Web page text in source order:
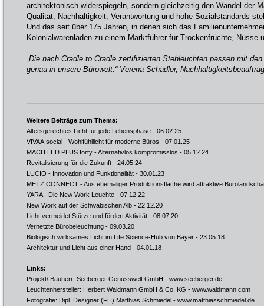
architektonisch widerspiegeln, sondern gleichzeitig den Wandel der
Qualität, Nachhaltigkeit, Verantwortung und hohe Sozialstandards
Und das seit über 175 Jahren, in denen sich das
Kolonialwarenladen zu einem Marktführer für Trockenfrüchte, Nüsse
„Die nach Cradle to Cradle zertifizierten Stehleuchten passen mit
genau in unsere Bürowelt.“ Verena Schädler,
Weitere Beiträge zum Thema:
Altersgerechtes Licht für jede Lebensphase - 06.02.25
VIVAA.social - Wohlfühllicht für moderne Büros - 07.01.25
MACH LED PLUS.forty - Alternativlos kompromisslos - 05.12.24
Revitalisierung für die Zukunft - 24.05.24
LUCIO - Innovation und Funktionalität - 30.01.23
METZ CONNECT - Aus ehemaliger Produktionsfläche wird attraktive
YARA - Die New Work Leuchte - 07.12.22
New Work auf der Schwäbischen Alb - 22.12.20
Licht vermeidet Stürze und fördert Aktivität - 08.07.20
Vernetzte Bürobeleuchtung - 09.03.20
Biologisch wirksames Licht im Life Science-Hub von Bayer - 23.05.18
Architektur und Licht aus einer Hand - 04.01.18
Links:
Projekt/ Bauherr: Seeberger Genusswelt GmbH - www.seeberger.de
Leuchtenhersteller: Herbert Waldmann GmbH & Co. KG - www.waldmann.com
Fotografie: Dipl. Designer (FH) Matthias Schmiedel - www.matthiasschmiedel.de